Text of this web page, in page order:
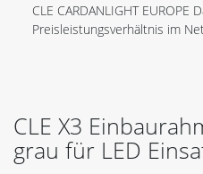
CLE CARDANLIGHT EUROPE
Preisleistungsverhältnis im
CLE X3
grau für LED